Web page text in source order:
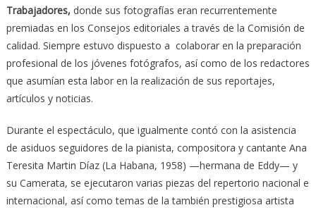
Trabajadores, donde sus fotografías eran recurrentemente
premiadas en los Consejos editoriales a través de la Comisión de
calidad. Siempre estuvo dispuesto a colaborar en la preparación
profesional de los jóvenes fotógrafos, así como de los redactores
que asumían esta labor en la realización de sus reportajes,
artículos y noticias.
Durante el espectáculo, que igualmente contó con la asistencia
de asiduos seguidores de la pianista, compositora y cantante Ana
Teresita Martin Díaz (La Habana, 1958) —hermana de Eddy— y
su Camerata, se ejecutaron varias piezas del repertorio nacional e
internacional, así como temas de la también prestigiosa artista